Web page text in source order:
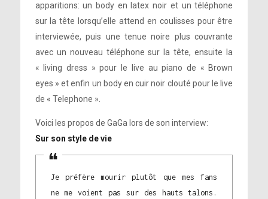
apparitions: un body en latex noir et un téléphone
sur la tête lorsqu’elle attend en coulisses pour être
interviewée, puis une tenue noire plus couvrante
avec un nouveau téléphone sur la tête, ensuite la
« living dress » pour le live au piano de « Brown
eyes » et enfin un body en cuir noir clouté pour le live
de « Telephone ».
Voici les propos de GaGa lors de son interview:
Sur son style de vie
Je préfère mourir plutôt que mes fans
ne me voient pas sur des hauts talons.